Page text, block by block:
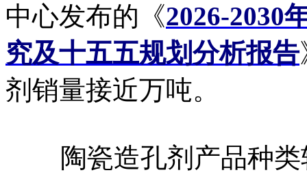
中心发布的《2026-2030
究及十五五规划分析报告
剂销量接近万吨。
陶瓷造孔剂产品种类